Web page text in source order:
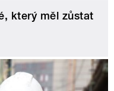
který měl zůstat